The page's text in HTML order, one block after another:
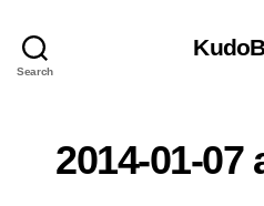
Search
2014-01-07